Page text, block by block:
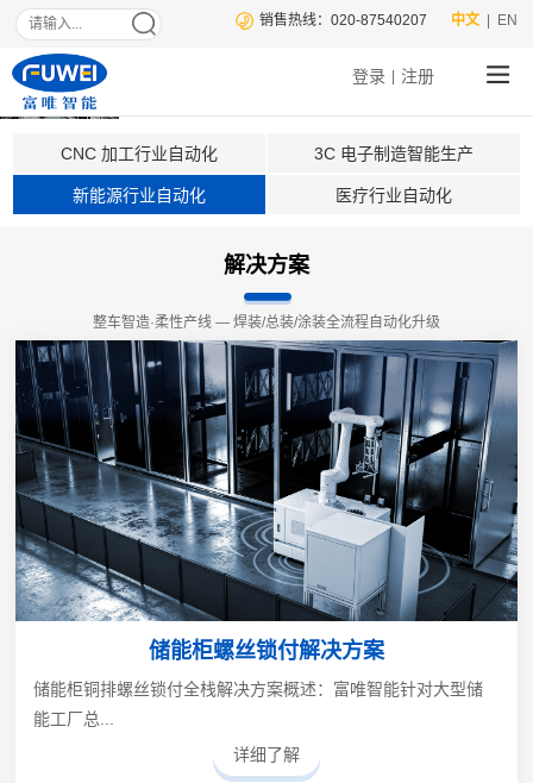
| EN
中文
销售热线：020-87540207
登录 注册
CNC 加工行业自动化 3C 电子制造智能生产
新能源行业自动化 医疗行业自动化
解决方案
整车智造·柔性产线 — 焊装/总装/涂装全流程自动化升级
储能柜螺丝锁付解决方案
储能柜铜排螺丝锁付全栈解决方案概述：富唯智能针对大型储
能工厂总...
详细了解